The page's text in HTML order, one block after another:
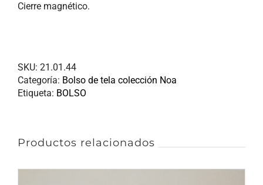
Cierre magnético.
SKU: 21.01.44
Categoría: Bolso de tela colección Noa
Etiqueta: BOLSO
Productos relacionados